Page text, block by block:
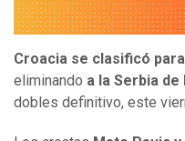
Croacia se clasificó
eliminando a la Serbia de
dobles definitivo, este